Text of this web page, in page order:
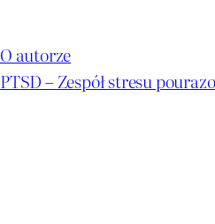
O autorze
PTSD – Zespół stresu